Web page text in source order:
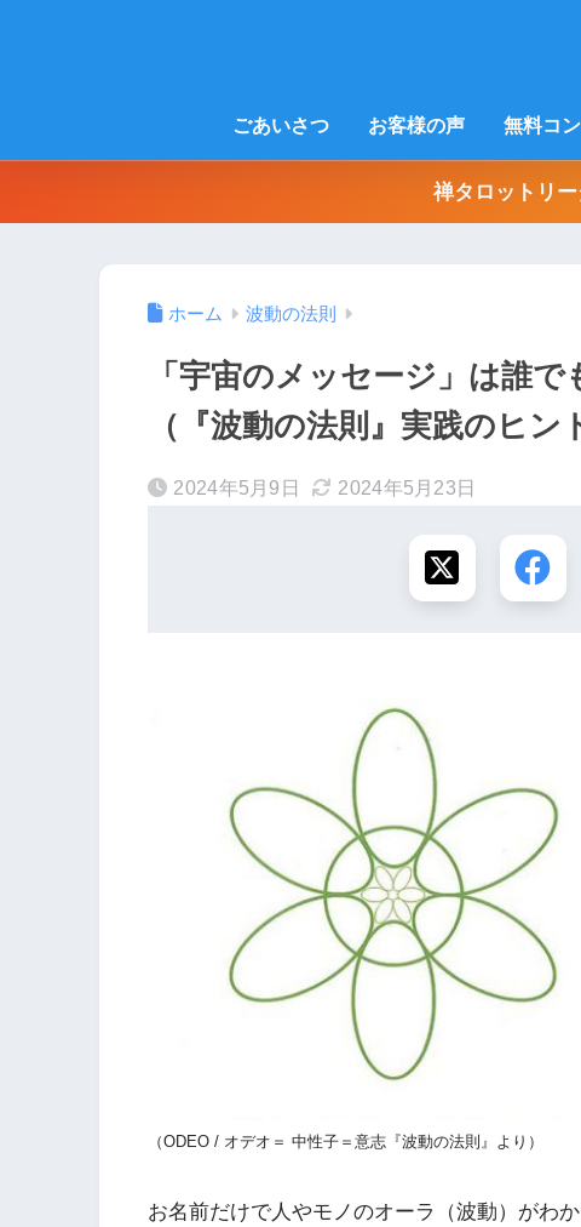
ごあいさつ お客様の声 無料コ
禅タロットリ
ホーム 波動の法則
「宇宙のメッセージ」は誰
（『波動の法則』実践のヒン
2024年5月9日 2024年5月23日
（ODEO / オデオ＝ 中性子＝意志『波動の法則』より）
お名前だけで人やモノのオーラ（波動）がわ